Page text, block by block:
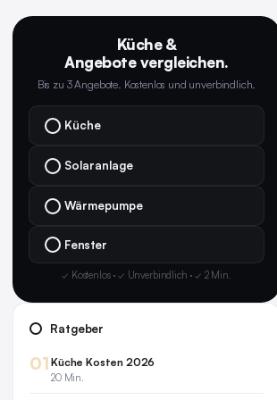
Küche &
Angebote vergleichen.
Bis zu 3 Angebote. Kostenlos und unverbindlich.
Küche
Solaranlage
Wärmepumpe
Fenster
✓ Kostenlos · ✓ Unverbindlich · ✓ 2 Min.
Ratgeber
01 Küche Kosten 2026
20 Min.